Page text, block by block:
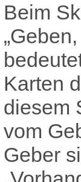
Beim
Karten
diesem
vom
Geber